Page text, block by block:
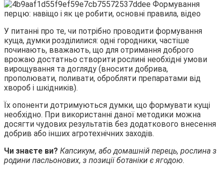
У питанні про те, чи потрібно проводити формування
куща, думки розділилися: одні городники, частіше
починають, вважають, що для отримання доброго
врожаю достатньо створити рослині необхідні умови
вирощування та догляду (вносити добрива,
прополювати, поливати, обробляти препаратами від
хвороб і шкідників).
Їх опоненти дотримуються думки, що формувати кущі
необхідно. При використанні даної методики можна
досягти чудових результатів без додаткового внесення
добрив або інших агротехнічних заходів.
Чи знаєте ви? Капсикум, або домашній перець, рослина з
родини пасльонових, з позиції ботаніки є ягодою.